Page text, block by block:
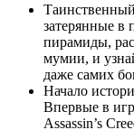
затерянные в
пирамиды,
мумии, и
даже самих
Начало
Впервые в
Assassin’s